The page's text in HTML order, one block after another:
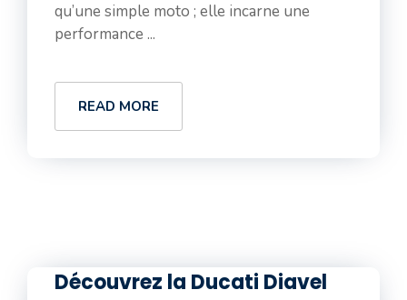
qu’une simple moto ; elle incarne une
performance ...
READ MORE
Découvrez la Ducati Diavel